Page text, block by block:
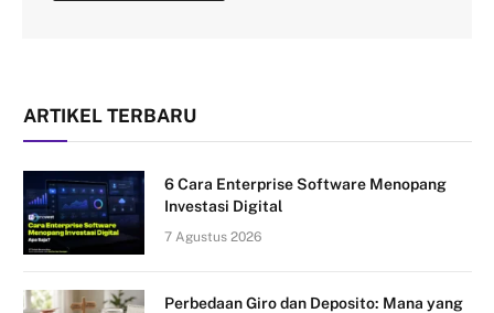
ARTIKEL TERBARU
6 Cara Enterprise Software Menopang
Investasi Digital
7 Agustus 2026
Perbedaan Giro dan Deposito: Mana yang